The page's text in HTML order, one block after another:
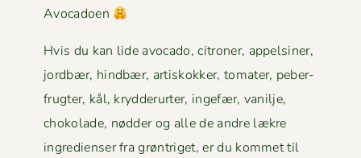
Avocadoen
Hvis du kan lide avo­ca­do, cit­roner, appelsin­er,
jord­bær, hind­bær, artiskokker, tomater, peber­
frugter, kål, kry­d­derurter, inge­fær, vanil­je,
choko­lade, nød­der og alle de andre lækre
ingre­di­enser fra grøn­triget, er du kom­met til